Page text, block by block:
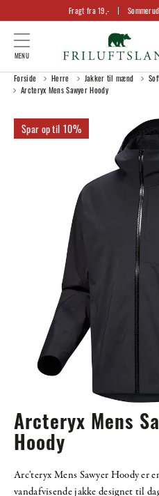
Fragt fra 19,-
Forside Herre Jakker til mænd
Arcteryx Mens Sawyer Hoody
10%
Arcteryx Mens
Hoody
Arc'teryx Mens Sawyer Hoody er
vandafvisende jakke designet til